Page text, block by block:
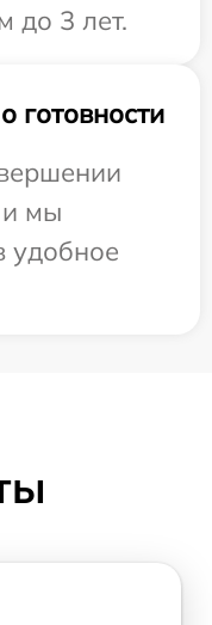
до 3 лет.
готовности
и мы
удобное